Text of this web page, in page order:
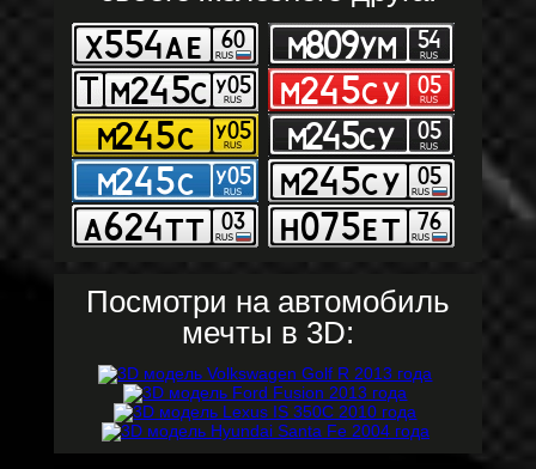
Посмотри на автомобиль
мечты в 3D: